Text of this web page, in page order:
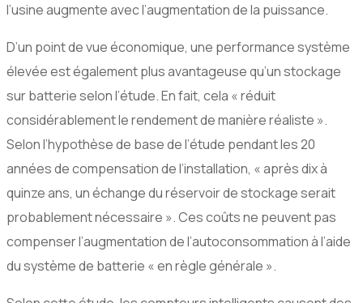
l’usine augmente avec l’augmentation de la puissance.
D’un point de vue économique, une performance système
élevée est également plus avantageuse qu’un stockage
sur batterie selon l’étude. En fait, cela « réduit
considérablement le rendement de manière réaliste ».
Selon l’hypothèse de base de l’étude pendant les 20
années de compensation de l’installation, « après dix à
quinze ans, un échange du réservoir de stockage serait
probablement nécessaire ». Ces coûts ne peuvent pas
compenser l’augmentation de l’autoconsommation à l’aide
du système de batterie « en règle générale ».